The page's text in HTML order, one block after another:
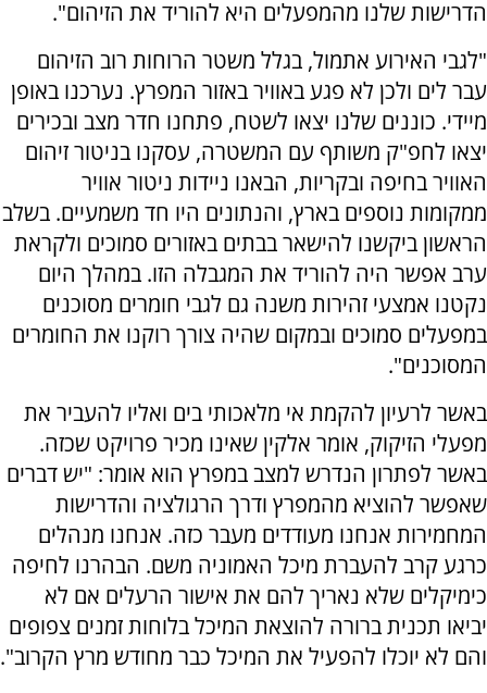
הדרישות שלנו מהמפעלים היא להוריד את הזיהום".
"לגבי האירוע אתמול, בגלל משטר הרוחות רוב הזיהום
עבר לים ולכן לא פגע באוויר באזור המפרץ. נערכנו באופן
מיידי. כוננים שלנו יצאו לשטח, פתחנו חדר מצב ובכירים
יצאו לחפ"ק משותף עם המשטרה, עסקנו בניטור זיהום
האוויר בחיפה ובקריות, הבאנו ניידות ניטור אוויר
ממקומות נוספים בארץ, והנתונים היו חד משמעיים. בשלב
הראשון ביקשנו להישאר בבתים באזורים סמוכים ולקראת
ערב אפשר היה להוריד את המגבלה הזו. במהלך היום
נקטנו אמצעי זהירות משנה גם לגבי חומרים מסוכנים
במפעלים סמוכים ובמקום שהיה צורך רוקנו את החומרים
המסוכנים".
באשר לרעיון להקמת אי מלאכותי בים ואליו להעביר את
מפעלי הזיקוק, אומר אלקין שאינו מכיר פרויקט שכזה.
באשר לפתרון הנדרש למצב במפרץ הוא אומר: "יש דברים
שאפשר להוציא מהמפרץ ודרך הרגולציה והדרישות
המחמירות אנחנו מעודדים מעבר כזה. אנחנו מנהלים
כרגע קרב להעברת מיכל האמוניה משם. הבהרנו לחיפה
כימיקלים שלא נאריך להם את אישור הרעלים אם לא
יביאו תכנית ברורה להוצאת המיכל בלוחות זמנים צפופים
והם לא יוכלו להפעיל את המיכל כבר מחודש מרץ הקרוב".